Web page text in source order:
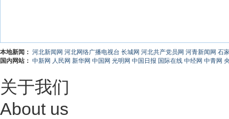
本地新闻： 河北新闻网 河北网络广播电视台 长城网 河北共产党员网 河青新闻网 石
国内网站： 中新网 人民网 新华网 中国网 光明网 中国日报 国际在线 中经网 中青网
关于我们
About us